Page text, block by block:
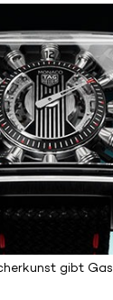
gibt Gas